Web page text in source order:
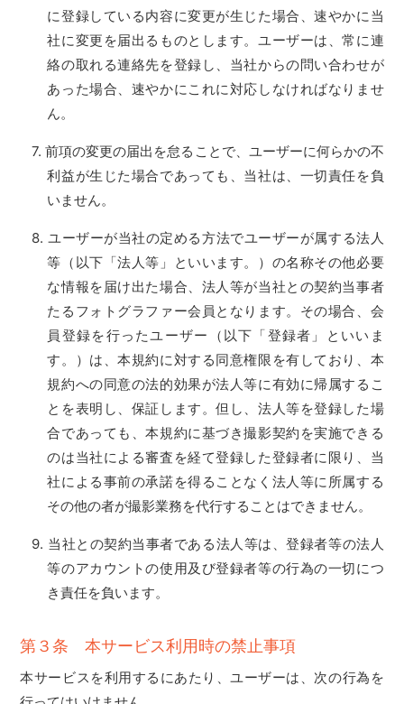
に登録している内容に変更が生じた場合、速やかに当
社に変更を届出るものとします。ユーザーは、常に連
絡の取れる連絡先を登録し、当社からの問い合わせが
あった場合、速やかにこれに対応しなければなりませ
ん。
前項の変更の届出を怠ることで、ユーザーに何らかの不
利益が生じた場合であっても、当社は、一切責任を負
いません。
ユーザーが当社の定める方法でユーザーが属する法人
等（以下「法人等」といいます。）の名称その他必要
な情報を届け出た場合、法人等が当社との契約当事者
たるフォトグラファー会員となります。その場合、会
員登録を行ったユーザー（以下「登録者」といいま
す。）は、本規約に対する同意権限を有しており、本
規約への同意の法的効果が法人等に有効に帰属するこ
とを表明し、保証します。但し、法人等を登録した場
合であっても、本規約に基づき撮影契約を実施できる
のは当社による審査を経て登録した登録者に限り、当
社による事前の承諾を得ることなく法人等に所属する
その他の者が撮影業務を代行することはできません。
当社との契約当事者である法人等は、登録者等の法人
等のアカウントの使用及び登録者等の行為の一切につ
き責任を負います。
第３条 本サービス利用時の禁止事項
本サービスを利用するにあたり、ユーザーは、次の行為を